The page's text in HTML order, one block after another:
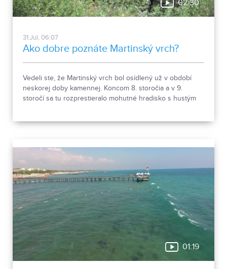
02:30
31.Jul, 06:07
Ako dobre poznáte Martinský vrch?
Vedeli ste, že Martinský vrch bol osídlený už v období
neskorej doby kamennej. Koncom 8. storočia a v 9.
storočí sa tu rozprestieralo mohutné hradisko s hustým
nemocnice s dvoma menšími pavilónmi a park.
01:19